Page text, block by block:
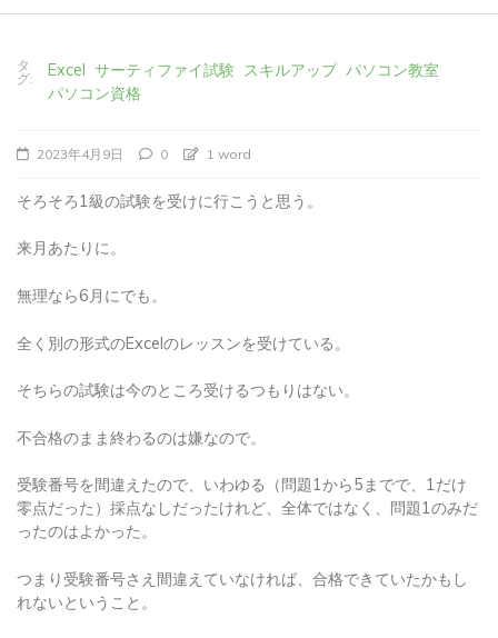
タ
グ:
Excel サーティファイ試験 スキルアップ パソコン教室
パソコン資格
2023年4月9日 0 1 word
そろそろ1級の試験を受けに行こうと思う。
来月あたりに。
無理なら6月にでも。
全く別の形式のExcelのレッスンを受けている。
そちらの試験は今のところ受けるつもりはない。
不合格のまま終わるのは嫌なので。
受験番号を間違えたので、いわゆる（問題1から5までで、1だけ
零点だった）採点なしだったけれど、全体ではなく、問題1のみだ
ったのはよかった。
つまり受験番号さえ間違えていなければ、合格できていたかもし
れないということ。